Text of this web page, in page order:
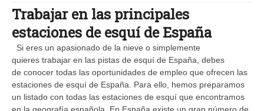
Trabajar en las principales
estaciones de esquí de España
Si eres un apasionado de la nieve o simplemente
quieres trabajar en las pistas de esquí de España, debes
de conocer todas las oportunidades de empleo que ofrecen las
estaciones de esquí de España. Para ello, hemos preparamos
un listado con todas las estaciones de esquí que encontramos
en la geografía española. En España existe un gran número de